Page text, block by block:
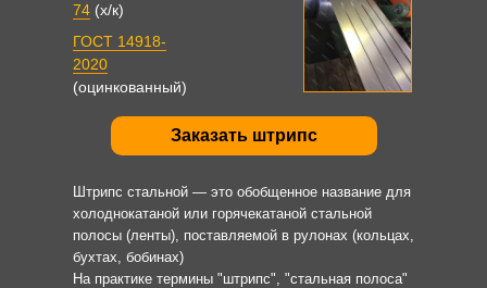
74 (х/к)
ГОСТ 14918-
2020
(оцинкованный)
Штрипс стальной — это обобщенное название для
холоднокатаной или горячекатаной стальной
полосы (ленты), поставляемой в рулонах (кольцах,
бухтах, бобинах)
На практике термины "штрипс", "стальная полоса"
Заказать штрипс